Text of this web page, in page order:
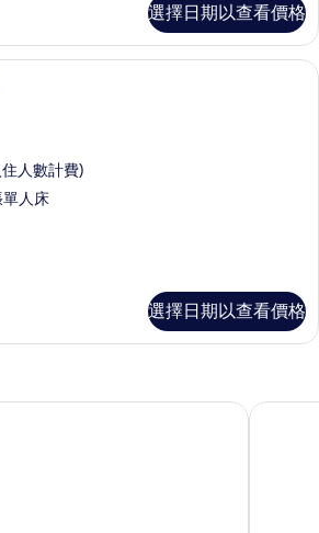
選擇日期以查看價格
高級寢具、迷你吧、書桌、筆電工作空
人數計費)
單人床
選擇日期以查看價格
金蘭海